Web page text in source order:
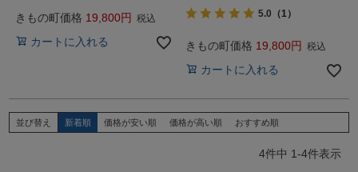
きもの町価格 19,800 税込
カートに入れる
5.0 （1）
きもの町価格 19,800 税込
カートに入れる
並び替え 新着順 価格が安い順 価格が高い順 おすすめ順
4件中 1-4件表示